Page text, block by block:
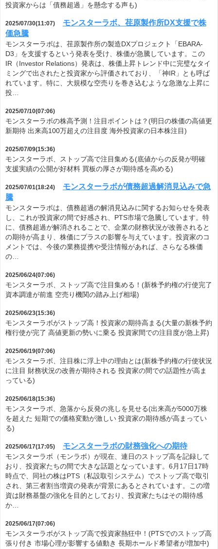
投資家からは「債務超過」を懸念する声も)
2025/07/30(11:07)
モンスターラボ、荏原製作所DX支援で株
価急騰
モンスターラボは、荏原製作所の製造DXプロジェクト「EBARA-
D3」を支援するという発表を受け、株価が急騰しています。この
IR（Investor Relations）発表は、株価上昇トレンド中に完璧なタイ
ミングで出されたと投資家から評価されており、「神IR」とも呼ば
れています。特に、大規模な空売りを巻き込むような急激な上昇に
投…
2025/07/10(07:06)
モンスターラボの株高予測！注目ポイントは？(明日の株価の高値更
新期待 出来高100万超えの注目度 海外投資家の日本株注目)
2025/07/09(15:36)
モンスターラボ、ストップ高で注目集める(底値からの反発が明確
支援実績の公開が好材料 買板の厚さが期待感を高める)
2025/07/01(18:24)
モンスターラボが債務超過解消見込みで急
騰
モンスターラボは、債務超過の解消見込みに関するお知らせを発表
し、これが投資家の間で好感され、PTS市場で急騰しています。特
に、債務超過が解消されることで、企業の財務状況が改善されると
の期待が高まり、株価にプラスの影響を与えています。投資家のコ
メントでは、今後の業務提携や受注情報があれば、さらなる株価
の…
2025/06/24(07:06)
モンスターラボ、ストップ高で注目集める！(新株予約権の行使完了
資本調達が前進 空売り機関の踏み上げ相場)
2025/06/23(15:36)
モンスターラボがストップ高！投資家の期待高まる(大量の新株予約
権行使が完了 高値更新の勢いに乗る 投資家間での注目度が急上昇)
2025/06/19(07:06)
モンスターラボ、注目株に浮上中の理由とは(新株予約権の行使状況
に注目 財務状況の改善が期待される 投資家の間での話題性が高ま
っている)
2025/06/18(15:36)
モンスターラボ、急落から反発の兆しを見せる(出来高が5000万株
を超えた 短期での価格変動が激しい 投資家の期待感が高まってい
る)
2025/06/17(17:05) モンスターラボの財務強化への期待
モンスターラボ（モンラボ）が現在、連日のストップ高を記録して
おり、投資家たちの間で大きな話題となっています。6月17日17時
時点で、同社の株はPTS（私設取引システム）でストップ高で取引
され、第三者割当増資の発表が背景にあるとされています。この増
資は財務基盤の強化を目的としており、投資家たちはその期待感
か…
2025/06/17(07:06)
モンスターラボがストップ高で投資家熱狂中！(PTSでのストップ高
張り付き 市場心理が影響する値動き 長期ホールド希望者が増加中)